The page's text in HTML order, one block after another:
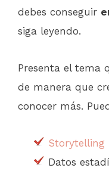
debes conseguir
siga leyendo.
Presenta el tema
de manera que
conocer más.
Storytelling
Datos